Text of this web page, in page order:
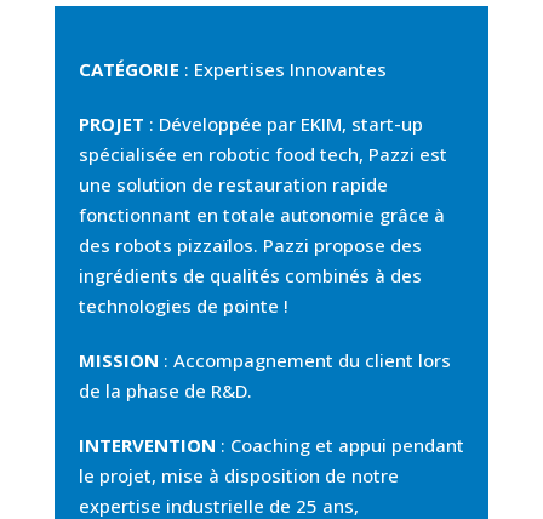
CATÉGORIE : Expertises Innovantes
PROJET : Développée par EKIM, start-up
spécialisée en robotic food tech, Pazzi est
une solution de restauration rapide
fonctionnant en totale autonomie grâce à
des robots pizzaïlos. Pazzi propose des
ingrédients de qualités combinés à des
technologies de pointe !
MISSION : Accompagnement du client lors
de la phase de R&D.
INTERVENTION : Coaching et appui pendant
le projet, mise à disposition de notre
expertise industrielle de 25 ans,